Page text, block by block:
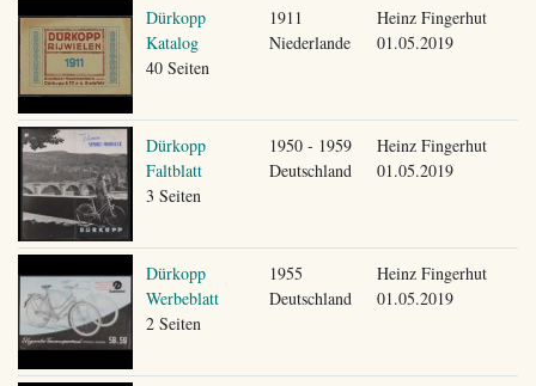
Dürkopp
Katalog
40 Seiten
1911
Niederlande
Heinz Fingerhut
01.05.2019
Dürkopp
Faltblatt
3 Seiten
1950 - 1959
Deutschland
Heinz Fingerhut
01.05.2019
Dürkopp
Werbeblatt
2 Seiten
1955
Deutschland
Heinz Fingerhut
01.05.2019